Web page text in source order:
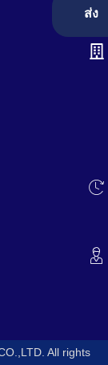
ส่ง
All rights